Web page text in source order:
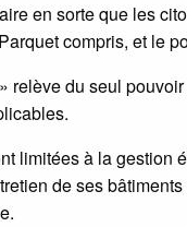
en sorte que les
compris, et le
relève du seul
limitées à la gestion
de ses